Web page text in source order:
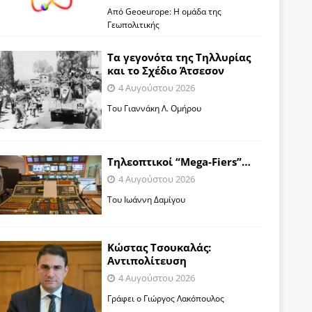
Από Geoeurope: H ομάδα της
Γεωπολιτικής
Τα γεγονότα της Τηλλυρίας
και το Σχέδιο Άτσεσον
4 Αυγούστου 2026
Toυ Γιαννάκη Λ. Ομήρου
Tηλεοπτικοί “Mega-Fiers”…
4 Αυγούστου 2026
Toυ Ιωάννη Δαμίγου
Κώστας Τσουκαλάς:
Αντιπολίτευση
4 Αυγούστου 2026
Γράφει ο Γιώργος Λακόπουλος